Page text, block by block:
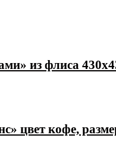
из флиса
цвет кофе,